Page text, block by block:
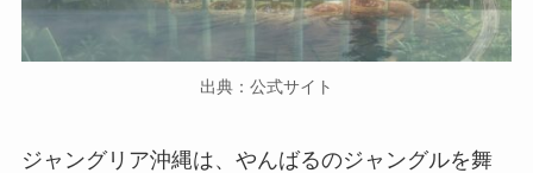
出典：公式サイト
ジャングリア沖縄は、やんばるのジャングルを舞